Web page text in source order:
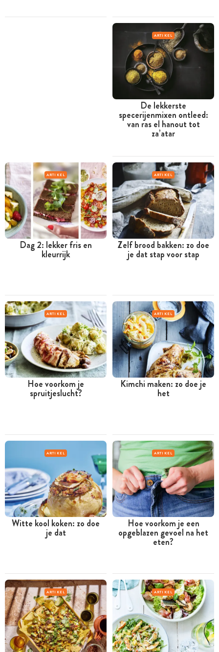
ARTIKEL
De lekkerste
specerijenmixen ontleed:
van ras el hanout tot
za’atar
ARTIKEL
Dag 2: lekker fris en
kleurrijk
ARTIKEL
Zelf brood bakken: zo doe
je dat stap voor stap
ARTIKEL
Hoe voorkom je
spruitjeslucht?
ARTIKEL
Kimchi maken: zo doe je
het
ARTIKEL
Witte kool koken: zo doe
je dat
ARTIKEL
Hoe voorkom je een
opgeblazen gevoel na het
eten?
ARTIKEL ARTIKEL